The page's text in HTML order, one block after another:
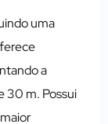
uma
a
30 m. Possui